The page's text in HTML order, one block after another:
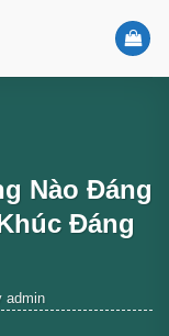
Nào Đáng
Đáng
admin